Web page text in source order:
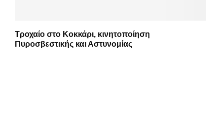
Τροχαίο στο Κοκκάρι, κινητοποίηση
Πυροσβεστικής και Αστυνομίας